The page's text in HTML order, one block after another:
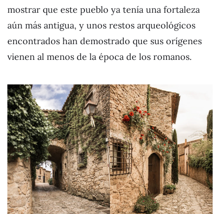
mostrar que este pueblo ya tenía una fortaleza
aún más antigua, y unos restos arqueológicos
encontrados han demostrado que sus orígenes
vienen al menos de la época de los romanos.